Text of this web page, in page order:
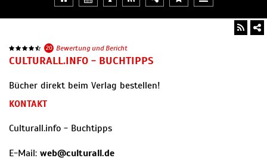
20 Bewertung und Bericht
CULTURALL.INFO - BUCHTIPPS
Bücher direkt beim Verlag bestellen!
KONTAKT
Culturall.info - Buchtipps
E-Mail: web@culturall.de